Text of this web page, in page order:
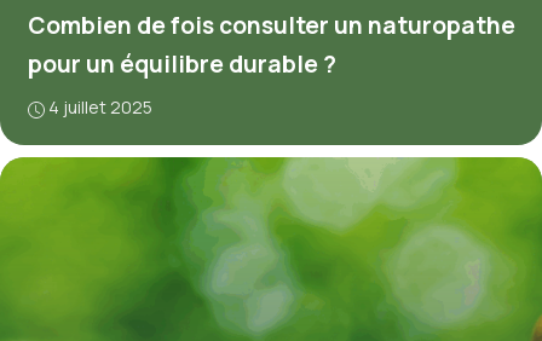
Combien de fois consulter un naturopathe
pour un équilibre durable ?
4 juillet 2025